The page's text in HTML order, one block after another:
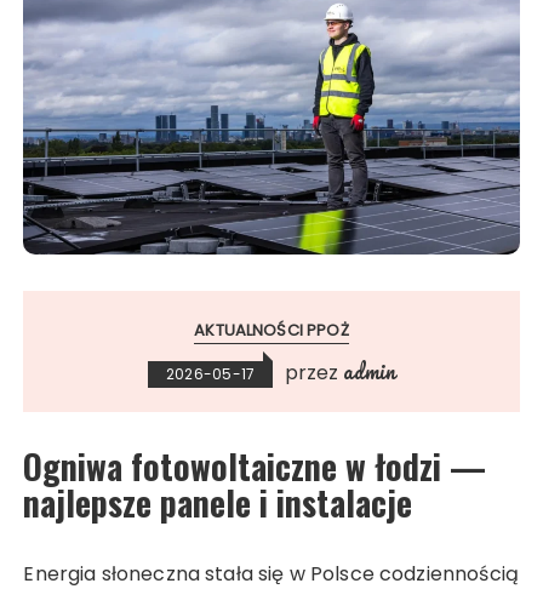
AKTUALNOŚCI PPOŻ
2026-05-17 przez admin
Ogniwa fotowoltaiczne w łodzi —
najlepsze panele i instalacje
Energia słoneczna stała się w Polsce codziennością